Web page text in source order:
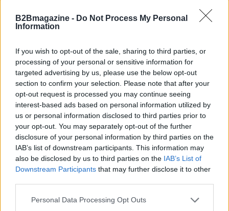
B2Bmagazine - Do Not Process My Personal
Information
If you wish to opt-out of the sale, sharing to third parties, or
processing of your personal or sensitive information for
targeted advertising by us, please use the below opt-out
section to confirm your selection. Please note that after your
opt-out request is processed you may continue seeing
interest-based ads based on personal information utilized by
us or personal information disclosed to third parties prior to
your opt-out. You may separately opt-out of the further
disclosure of your personal information by third parties on the
IAB’s list of downstream participants. This information may
also be disclosed by us to third parties on the IAB’s List of
Downstream Participants that may further disclose it to other
Please note that this website/app uses one or more Google
Personal Data Processing Opt Outs
dei loro animali. Questa attenzione rende Zoomark
un evento fondamentale per chi opera nel settore.
Analisi delle tendenze di consumo
In aggiunta, una nuova indagine condotta da
Nomisma fornirà una panoramica dettagliata sul
segmento degli accessori per animali. Questa
ricerca, in collaborazione con BolognaFiere, si
propone di studiare i trend, le opinioni e le abitudini
di acquisto dei proprietari di animali domestici
italiani, evidenziando l’importanza di questo
segmento per il fatturato complessivo della pet
industry.